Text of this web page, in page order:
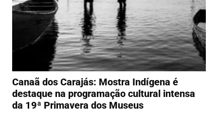
Canaã dos Carajás: Mostra Indígena é
destaque na programação cultural intensa
da 19ª Primavera dos Museus